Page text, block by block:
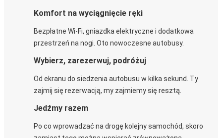
Komfort na wyciągnięcie ręki
Bezpłatne Wi-Fi, gniazdka elektryczne i dodatkowa
przestrzeń na nogi. Oto nowoczesne autobusy.
Wybierz, zarezerwuj, podróżuj
Od ekranu do siedzenia autobusu w kilka sekund. Ty
zajmij się rezerwacją, my zajmiemy się resztą.
Jedźmy razem
Po co wprowadzać na drogę kolejny samochód, skoro